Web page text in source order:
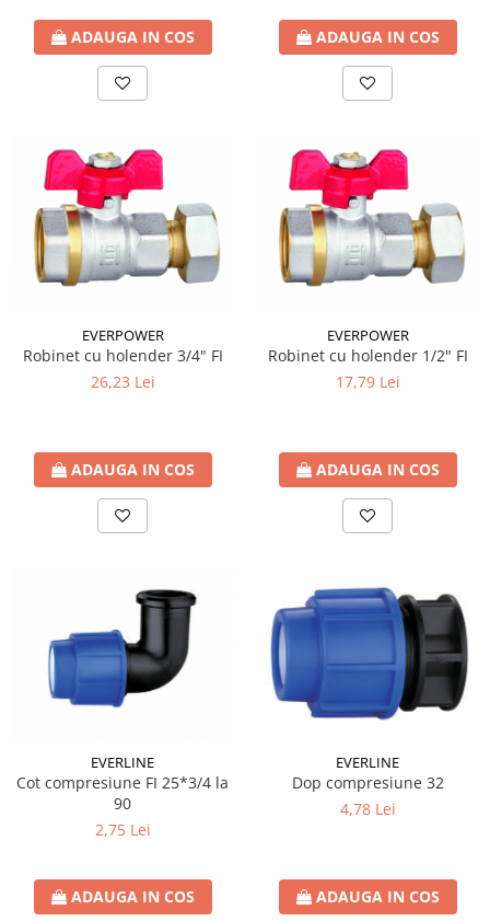
ADAUGA IN COS ADAUGA IN COS
EVERPOWER
Robinet cu holender 3/4" FI
26,23 Lei
ADAUGA IN COS
EVERPOWER
Robinet cu holender 1/2" FI
17,79 Lei
ADAUGA IN COS
EVERLINE
Cot compresiune FI 25*3/4 la
90
2,75 Lei
ADAUGA IN COS
EVERLINE
Dop compresiune 32
4,78 Lei
ADAUGA IN COS